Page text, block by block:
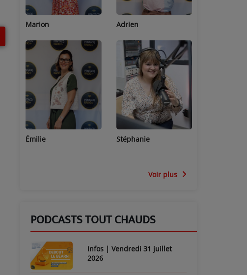
Adrien
Stéphanie
Lucas
Jean-Michel
Voir plus
PODCASTS TOUT CHAUDS
Infos | Vendredi 31 juillet
2026